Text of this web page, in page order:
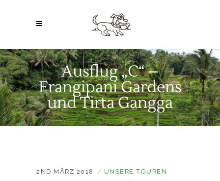
Ausflug „C“ –
Frangipani Gardens
und Tirta Gangga
2ND MÄRZ 2018 UNSERE TOUREN